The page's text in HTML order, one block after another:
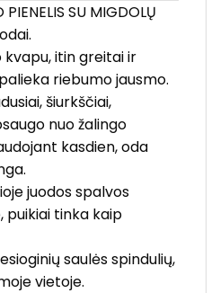
SU MIGDOLŲ
kvapu, itin greitai ir
riebumo jausmo.
šiurkščiai,
nuo žalingo
kasdien, oda
juodos spalvos
puikiai tinka kaip
saulės spindulių,
vietoje.